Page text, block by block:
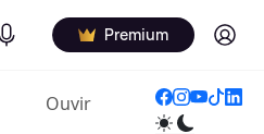
Podcasts Premium Log in
Ouvir(current)